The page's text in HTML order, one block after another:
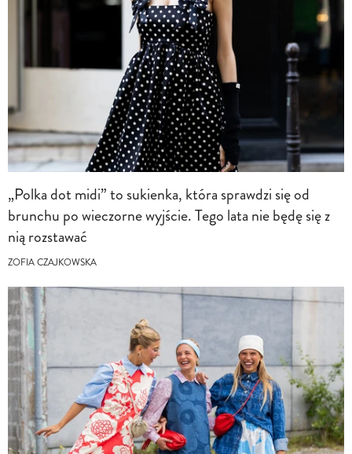
„Polka dot midi” to sukienka, która sprawdzi się od
brunchu po wieczorne wyjście. Tego lata nie będę się z
nią rozstawać
ZOFIA CZAJKOWSKA